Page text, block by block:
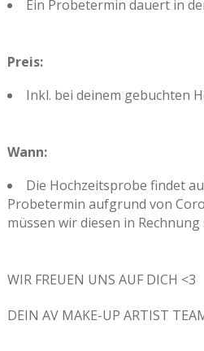
Ein Probetermin dauert in
Preis:
Inkl. bei deinem gebuchten
Wann:
Die Hochzeitsprobe findet
Probetermin aufgrund von
müssen wir diesen in Rechnung
WIR FREUEN UNS AUF DICH <3
DEIN AV MAKE-UP ARTIST